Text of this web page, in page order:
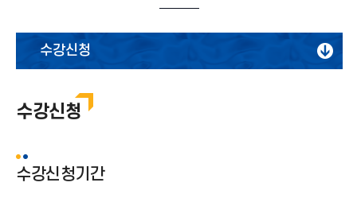
수강신청
수강신청
수강신청기간